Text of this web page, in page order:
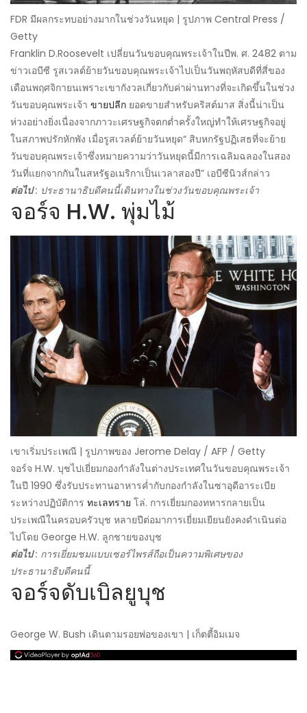
FDR มีผลกระทบอย่างมากในช่วงวันหยุด | รูปภาพ Central Press /
Getty
Franklin D.Roosevelt เปลี่ยนวันขอบคุณพระเจ้าในปีพ. ศ. 2482 ตาม
ข่าวเอบีซี รูสเวลต์ย้ายวันขอบคุณพระเจ้าไปเป็นวันพฤหัสบดีที่สี่ของ
เดือนพฤศจิกายนเพราะเขากังวลเกี่ยวกับค่าผ่านทางที่จะเกิดขึ้นในช่วง
วันขอบคุณพระเจ้า ขายปลีก ยอดขายสำหรับคริสต์มาส สิ่งนี้น่าเป็น
ห่วงอย่างยิ่งเนื่องจากภาวะเศรษฐกิจตกต่ำครั้งใหญ่ทำให้เศรษฐกิจอยู่
ในสภาพปรักหักพัง เมื่อรูสเวลต์ย้ายวันหยุด“ สิบหกรัฐปฏิเสธที่จะย้าย
วันขอบคุณพระเจ้าซึ่งหมายความว่าวันหยุดนี้มีการเฉลิมฉลองในสอง
วันที่แยกจากกันในสหรัฐอเมริกาเป็นเวลาสองปี” เอบีซีนิวส์กล่าว
ต่อไป: ประธานาธิบดีคนนี้เดินทางในช่วงวันขอบคุณพระเจ้า
จอร์จ H.W. พุ่มไม้
เขาเริ่มประเพณี | รูปภาพของ Jerome Delay / AFP / Getty
จอร์จ H.W. บุชไปเยี่ยมกองกำลังในต่างประเทศในวันขอบคุณพระเจ้า
ในปี 1990 ซึ่งรับประทานอาหารค่ำกับกองกำลังในซาอุดีอาระเบีย
ระหว่างปฏิบัติการ ทะเลทราย โล่. การเยี่ยมกองทหารกลายเป็น
ประเพณีในครอบครัวบุช หลายปีต่อมาการเยี่ยมเยียนยังคงดำเนินต่อ
ไปโดย George H.W. ลูกชายของบุช
ต่อไป: การเยี่ยมชมแบบเซอร์ไพรส์ถือเป็นความพิเศษของ
ประธานาธิบดีคนนี้
จอร์จดับเบิลยูบุช
George W. Bush เดินตามรอยพ่อของเขา | เก็ตตี้อิมเมจ